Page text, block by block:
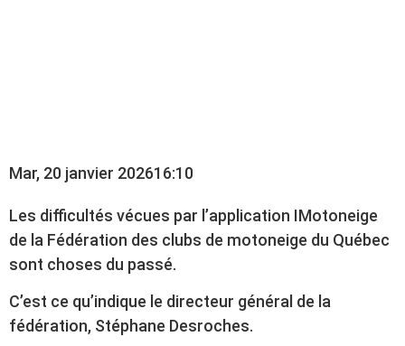
Mar, 20 janvier 202616:10
Les difficultés vécues par l’application IMotoneige
de la Fédération des clubs de motoneige du Québec
sont choses du passé.
C’est ce qu’indique le directeur général de la
fédération, Stéphane Desroches.